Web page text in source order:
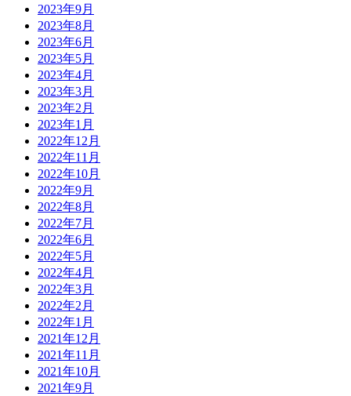
2023年9月
2023年8月
2023年6月
2023年5月
2023年4月
2023年3月
2023年2月
2023年1月
2022年12月
2022年11月
2022年10月
2022年9月
2022年8月
2022年7月
2022年6月
2022年5月
2022年4月
2022年3月
2022年2月
2022年1月
2021年12月
2021年11月
2021年10月
2021年9月